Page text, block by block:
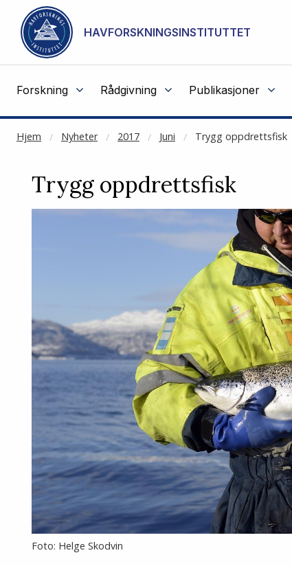
Gå til hovedinnhold
HAVFORSKNINGSINSTITUTTET
Forskning Rådgivning Publikasjoner
Hjem Nyheter 2017 Juni Trygg oppdrettsfisk
NOT CACHED
Trygg oppdrettsfisk
Foto: Helge Skodvin